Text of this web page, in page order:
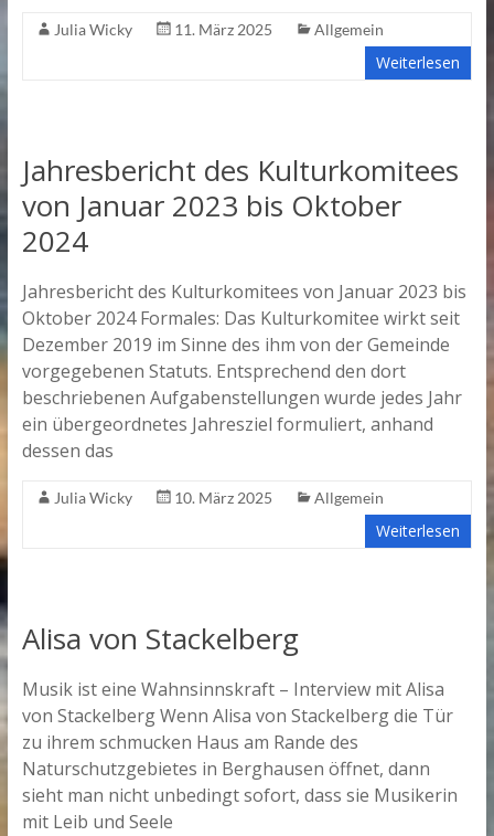
Julia Wicky 11. März 2025 Allgemein
Weiterlesen
Jahresbericht des Kulturkomitees
von Januar 2023 bis Oktober
2024
Jahresbericht des Kulturkomitees von Januar 2023 bis
Oktober 2024 Formales: Das Kulturkomitee wirkt seit
Dezember 2019 im Sinne des ihm von der Gemeinde
vorgegebenen Statuts. Entsprechend den dort
beschriebenen Aufgabenstellungen wurde jedes Jahr
ein übergeordnetes Jahresziel formuliert, anhand
dessen das
Julia Wicky 10. März 2025 Allgemein
Weiterlesen
Alisa von Stackelberg
Musik ist eine Wahnsinnskraft – Interview mit Alisa
von Stackelberg Wenn Alisa von Stackelberg die Tür
zu ihrem schmucken Haus am Rande des
Naturschutzgebietes in Berghausen öffnet, dann
sieht man nicht unbedingt sofort, dass sie Musikerin
mit Leib und Seele